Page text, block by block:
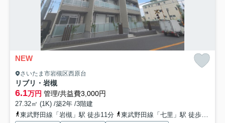
NEW
さいたま市岩槻区西原台
リブリ・岩槻
6.1万円 管理/共益費3,000円
27.32㎡ (1K) /築2年 /3階建
東武野田線「岩槻」駅 徒歩11分
東武野田線「七里」駅 徒歩33分